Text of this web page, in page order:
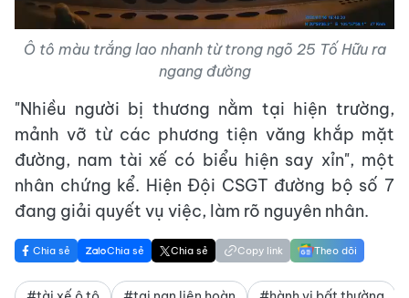
Ô tô màu trắng lao nhanh từ trong ngõ 25 Tố Hữu ra
ngang đường
"Nhiều người bị thương nằm tại hiện trường,
mảnh vỡ từ các phương tiện văng khắp mặt
đường, nam tài xế có biểu hiện say xỉn", một
nhân chứng kể. Hiện Đội CSGT đường bộ số 7
đang giải quyết vụ việc, làm rõ nguyên nhân.
Chia sẻ Chia sẻ Chia sẻ Copy link Theo dõi